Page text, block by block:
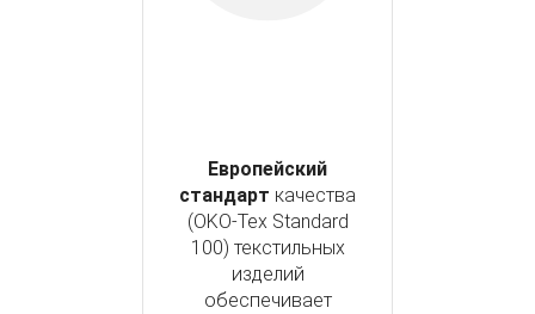
Европейский
стандарт качества
(OKO-Tex Standard
100) текстильных
изделий
обеспечивает